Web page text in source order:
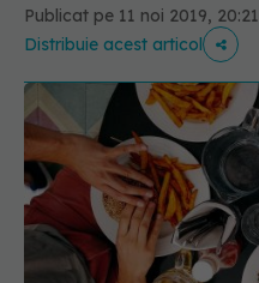
Publicat pe 11 noi 2019, 20:21
Distribuie acest articol